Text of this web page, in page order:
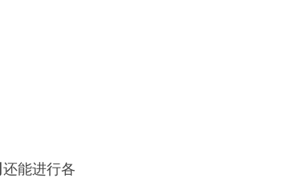
还能进行各